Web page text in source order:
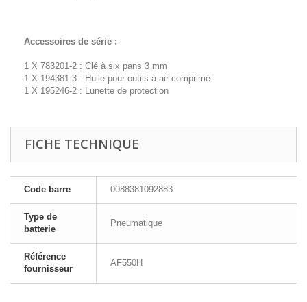
Accessoires de série :
1 X 783201-2 : Clé à six pans 3 mm
1 X 194381-3 : Huile pour outils à air comprimé
1 X 195246-2 : Lunette de protection
FICHE TECHNIQUE
Code barre 0088381092883
Type de
batterie
Pneumatique
Référence
fournisseur
AF550H